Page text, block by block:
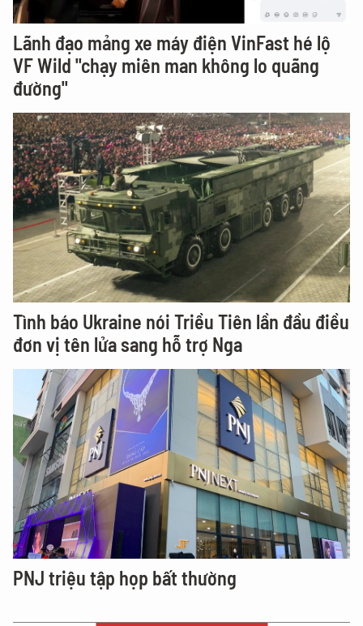
Lãnh đạo mảng xe máy điện VinFast hé lộ
VF Wild "chạy miên man không lo quãng
đường"
Tình báo Ukraine nói Triều Tiên lần đầu điều
đơn vị tên lửa sang hỗ trợ Nga
PNJ triệu tập họp bất thường